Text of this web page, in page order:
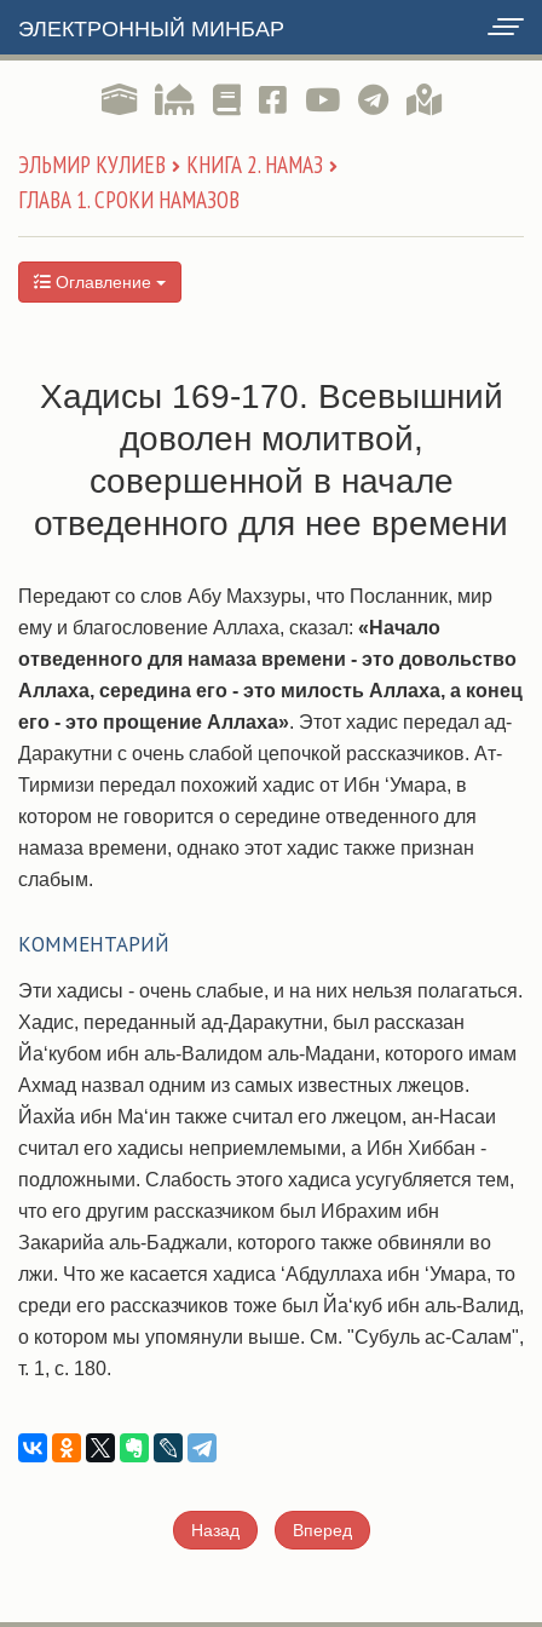
ЭЛЕКТРОННЫЙ МИНБАР
ЭЛЬМИР КУЛИЕВ
КНИГА 2. НАМАЗ
ГЛАВА 1. СРОКИ НАМАЗОВ
Оглавление
Хадисы 169-170. Всевышний
доволен молитвой,
совершенной в начале
отведенного для нее времени
Передают со слов Абу Махзуры, что Посланник, мир
ему и благословение Аллаха, сказал: «Начало
отведенного для намаза времени - это довольство
Аллаха, середина его - это милость Аллаха, а конец
его - это прощение Аллаха». Этот хадис передал ад-
Даракутни с очень слабой цепочкой рассказчиков. Ат-
Тирмизи передал похожий хадис от Ибн ‘Умара, в
котором не говорится о середине отведенного для
намаза времени, однако этот хадис также признан
слабым.
КОММЕНТАРИЙ
Эти хадисы - очень слабые, и на них нельзя полагаться.
Хадис, переданный ад-Даракутни, был рассказан
Йа‘кубом ибн аль-Валидом аль-Мадани, которого имам
Ахмад назвал одним из самых известных лжецов.
Йахйа ибн Ма‘ин также считал его лжецом, ан-Насаи
считал его хадисы неприемлемыми, а Ибн Хиббан -
подложными. Слабость этого хадиса усугубляется тем,
что его другим рассказчиком был Ибрахим ибн
Закарийа аль-Баджали, которого также обвиняли во
лжи. Что же касается хадиса ‘Абдуллаха ибн ‘Умара, то
среди его рассказчиков тоже был Йа‘куб ибн аль-Валид,
о котором мы упомянули выше. См. "Субуль ас-Салам",
т. 1, с. 180.
Назад Вперед